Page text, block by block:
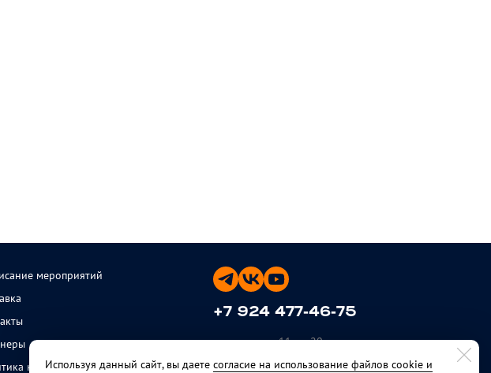
мероприятий
конфиденциальности
+7 924 477-46-75
ежедневно с 11 до 20
Используя данный сайт, вы даете согласие на использование файлов cookie и